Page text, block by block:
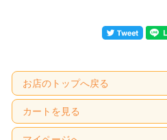
お店のトップへ戻る
カートを見る